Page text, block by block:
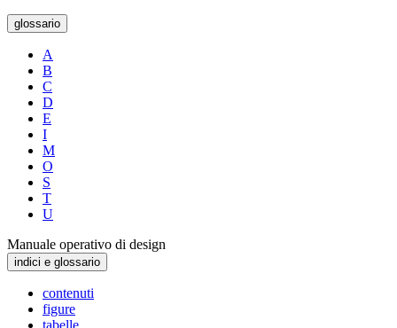
glossario
A
B
C
D
E
I
M
O
S
T
U
Manuale operativo di design
indici e glossario
contenuti
figure
tabelle